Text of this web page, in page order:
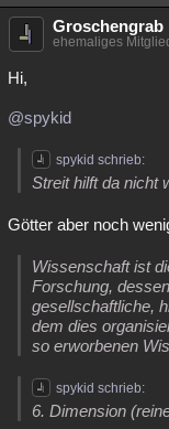
Groschengrab
ehemaliges
Hi,
@spykid
spykid schrieb:
Streit hilft da nicht
Götter aber noch
Wissenschaft ist
Forschung,
gesellschaftliche,
dem dies
so erworbenen
spykid schrieb:
6. Dimension